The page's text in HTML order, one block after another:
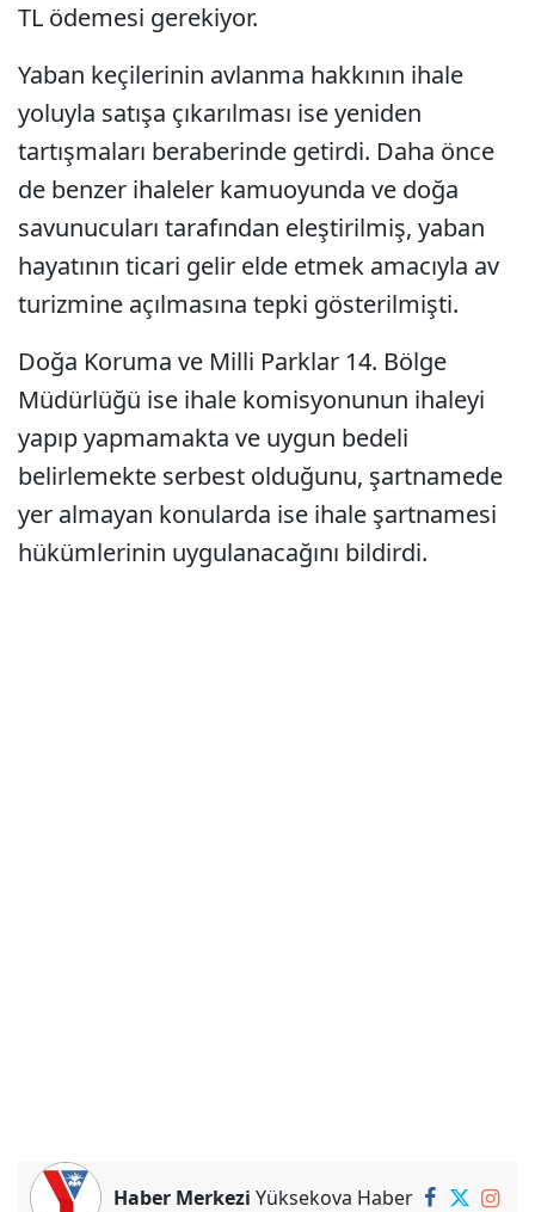
TL ödemesi gerekiyor.
Yaban keçilerinin avlanma hakkının ihale
yoluyla satışa çıkarılması ise yeniden
tartışmaları beraberinde getirdi. Daha önce
de benzer ihaleler kamuoyunda ve doğa
savunucuları tarafından eleştirilmiş, yaban
hayatının ticari gelir elde etmek amacıyla av
turizmine açılmasına tepki gösterilmişti.
Doğa Koruma ve Milli Parklar 14. Bölge
Müdürlüğü ise ihale komisyonunun ihaleyi
yapıp yapmamakta ve uygun bedeli
belirlemekte serbest olduğunu, şartnamede
yer almayan konularda ise ihale şartnamesi
hükümlerinin uygulanacağını bildirdi.
Haber Merkezi Yüksekova Haber